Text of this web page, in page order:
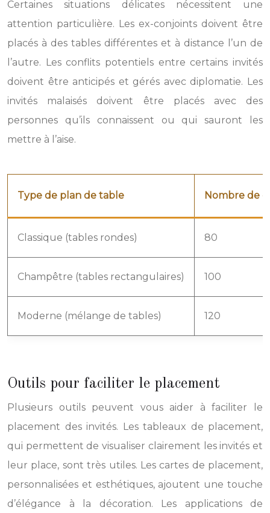
Certaines situations délicates nécessitent une
attention particulière. Les ex-conjoints doivent être
placés à des tables différentes et à distance l’un de
l’autre. Les conflits potentiels entre certains invités
doivent être anticipés et gérés avec diplomatie. Les
invités malaisés doivent être placés avec des
personnes qu’ils connaissent ou qui sauront les
mettre à l’aise.
Type de plan de table Nombre de
Classique (tables rondes) 80
Champêtre (tables rectangulaires) 100
Moderne (mélange de tables) 120
Outils pour faciliter le placement
Plusieurs outils peuvent vous aider à faciliter le
placement des invités. Les tableaux de placement,
qui permettent de visualiser clairement les invités et
leur place, sont très utiles. Les cartes de placement,
personnalisées et esthétiques, ajoutent une touche
d’élégance à la décoration. Les applications de